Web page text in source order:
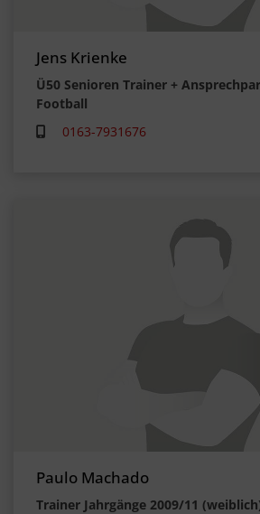
Jens Krienke
Ü50 Senioren Trainer +
Football
0163-7931676
Paulo Machado
Trainer Jahrgänge 2009/11